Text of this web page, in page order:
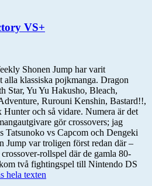
VS+
Shonen Jump har varit
alla klassiska pojkmanga. Dragon
Star, Yu Yu Hakusho, Bleach,
Rurouni Kenshin, Bastard!!,
och så vidare. Numera är det
gör crossovers; jag
Tatsunoko vs Capcom och Dengeki
var troligen först redan där –
rollspel där de gamla 80-
två fightingspel till Nintendo DS
hela texten